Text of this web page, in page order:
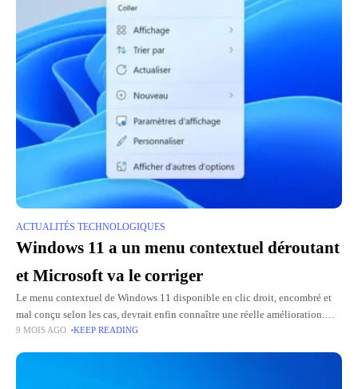
ACTUALITÉS TECHNOLOGIQUES
Windows 11 a un menu contextuel déroutant
et Microsoft va le corriger
Le menu contextuel de Windows 11 disponible en clic droit, encombré et
mal conçu selon les cas, devrait enfin connaître une réelle amélioration.
Après plusieurs années de critiques des utilisateurs
9 MOIS AGO KEEP READING